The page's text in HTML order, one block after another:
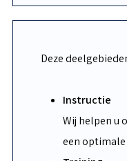
Deze
Instructie
Wij helpen u
een